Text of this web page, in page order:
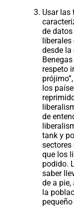
Usar las
de
liberales
desde
respeto
los
de
tank y
sectores
que los
podido.
saber
de a pie,
la